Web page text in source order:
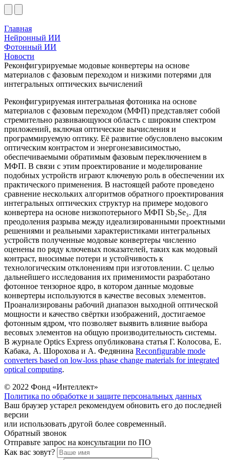
Главная
Нейронный ИИ
Фотонный ИИ
Новости
Реконфигурируемые модовые конвертеры на основе
материалов с фазовым переходом и низкими потерями для
интегральных оптических вычислений
Реконфигурируемая интегральная фотоника на основе
материалов с фазовым переходом (МФП) представляет собой
стремительно развивающуюся область с широким спектром
приложений, включая оптические вычисления и
программируемую оптику. Её развитие обусловлено высоким
оптическим контрастом и энергонезависимостью,
обеспечиваемыми обратимым фазовым переключением в
МФП. В связи с этим проектирование и моделирование
подобных устройств играют ключевую роль в обеспечении их
практического применения. В настоящей работе проведено
сравнение нескольких алгоритмов обратного проектирования
интегральных оптических структур на примере модового
конвертера на основе низкопотерьного МФП Sb₂Se₃. Для
преодоления разрыва между идеализированными проектными
решениями и реальными характеристиками интегральных
устройств полученные модовые конвертеры численно
оценены по ряду ключевых показателей, таких как модовый
контраст, вносимые потери и устойчивость к
технологическим отклонениям при изготовлении. С целью
дальнейшего исследования их применимости разработано
фотонное тензорное ядро, в котором данные модовые
конвертеры используются в качестве весовых элементов.
Проанализированы рабочий диапазон выходной оптической
мощности и качество свёртки изображений, достигаемое
фотонным ядром, что позволяет выявить влияние выбора
весовых элементов на общую производительность системы.
В журнале Optics Express опубликована статья Г. Колосова, Е.
Кабака, А. Шорохова и А. Федянина Reconfigurable mode
converters based on low-loss phase change materials for integrated
optical computing.
© 2022 Фонд «Интеллект»
Политика по обработке и защите персональных данных
Ваш браузер устарел рекомендуем обновить его до последней
версии
или использовать другой более современный.
Обратный звонок
Отправьте запрос на консультации по ПО
Как вас зовут?